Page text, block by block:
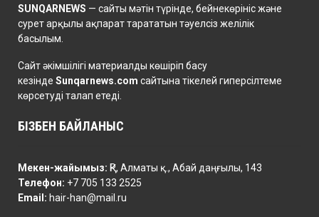
SUNQARNEWS — сайты мәтін түрінде, бейнекөрініс және
сурет арқылы ақпарат тарататын тәуелсіз желілік
басылым.
Сайт әкімшілігі материалды көшіріп басу
кезінде Sunqarnews.com сайтына тікелей гиперсілтеме
көрсетуді талап етеді.
БІЗБЕН БАЙЛАНЫС
Мекен-жайымыз: ҚР, Алматы қ., Абай даңғылы, 143
Телефон: +7 705 133 2525
Email: hair-han@mail.ru